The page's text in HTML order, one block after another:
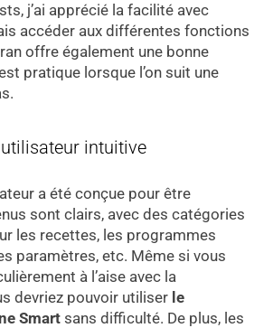
j’ai apprécié la facilité avec
accéder aux différentes fonctions
offre également une bonne
pratique lorsque l’on suit une
intuitive
a été conçue pour être
sont clairs, avec des catégories
les recettes, les programmes
paramètres, etc. Même si vous
à l’aise avec la
devriez pouvoir utiliser le
Smartsans difficulté. De plus, les